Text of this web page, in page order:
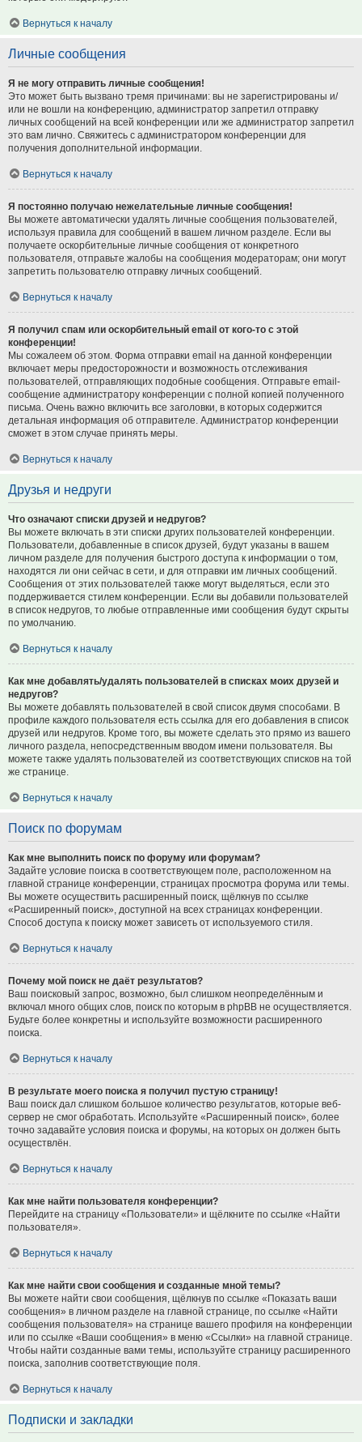
Вернуться к началу
Личные сообщения
Я не могу отправить личные сообщения!
Это может быть вызвано тремя причинами: вы не зарегистрированы и/
или не вошли на конференцию, администратор запретил отправку
личных сообщений на всей конференции или же администратор запретил
это вам лично. Свяжитесь с администратором конференции для
получения дополнительной информации.
Вернуться к началу
Я постоянно получаю нежелательные личные сообщения!
Вы можете автоматически удалять личные сообщения пользователей,
используя правила для сообщений в вашем личном разделе. Если вы
получаете оскорбительные личные сообщения от конкретного
пользователя, отправьте жалобы на сообщения модераторам; они могут
запретить пользователю отправку личных сообщений.
Вернуться к началу
Я получил спам или оскорбительный email от кого-то с этой
конференции!
Мы сожалеем об этом. Форма отправки email на данной конференции
включает меры предосторожности и возможность отслеживания
пользователей, отправляющих подобные сообщения. Отправьте email-
сообщение администратору конференции с полной копией полученного
письма. Очень важно включить все заголовки, в которых содержится
детальная информация об отправителе. Администратор конференции
сможет в этом случае принять меры.
Вернуться к началу
Друзья и недруги
Что означают списки друзей и недругов?
Вы можете включать в эти списки других пользователей конференции.
Пользователи, добавленные в список друзей, будут указаны в вашем
личном разделе для получения быстрого доступа к информации о том,
находятся ли они сейчас в сети, и для отправки им личных сообщений.
Сообщения от этих пользователей также могут выделяться, если это
поддерживается стилем конференции. Если вы добавили пользователей
в список недругов, то любые отправленные ими сообщения будут скрыты
по умолчанию.
Вернуться к началу
Как мне добавлять/удалять пользователей в списках моих друзей и
недругов?
Вы можете добавлять пользователей в свой список двумя способами. В
профиле каждого пользователя есть ссылка для его добавления в список
друзей или недругов. Кроме того, вы можете сделать это прямо из вашего
личного раздела, непосредственным вводом имени пользователя. Вы
можете также удалять пользователей из соответствующих списков на той
же странице.
Вернуться к началу
Поиск по форумам
Как мне выполнить поиск по форуму или форумам?
Задайте условие поиска в соответствующем поле, расположенном на
главной странице конференции, страницах просмотра форума или темы.
Вы можете осуществить расширенный поиск, щёлкнув по ссылке
«Расширенный поиск», доступной на всех страницах конференции.
Способ доступа к поиску может зависеть от используемого стиля.
Вернуться к началу
Почему мой поиск не даёт результатов?
Ваш поисковый запрос, возможно, был слишком неопределённым и
включал много общих слов, поиск по которым в phpBB не осуществляется.
Будьте более конкретны и используйте возможности расширенного
поиска.
Вернуться к началу
В результате моего поиска я получил пустую страницу!
Ваш поиск дал слишком большое количество результатов, которые веб-
сервер не смог обработать. Используйте «Расширенный поиск», более
точно задавайте условия поиска и форумы, на которых он должен быть
осуществлён.
Вернуться к началу
Как мне найти пользователя конференции?
Перейдите на страницу «Пользователи» и щёлкните по ссылке «Найти
пользователя».
Вернуться к началу
Как мне найти свои сообщения и созданные мной темы?
Вы можете найти свои сообщения, щёлкнув по ссылке «Показать ваши
сообщения» в личном разделе на главной странице, по ссылке «Найти
сообщения пользователя» на странице вашего профиля на конференции
или по ссылке «Ваши сообщения» в меню «Ссылки» на главной странице.
Чтобы найти созданные вами темы, используйте страницу расширенного
поиска, заполнив соответствующие поля.
Вернуться к началу
Подписки и закладки